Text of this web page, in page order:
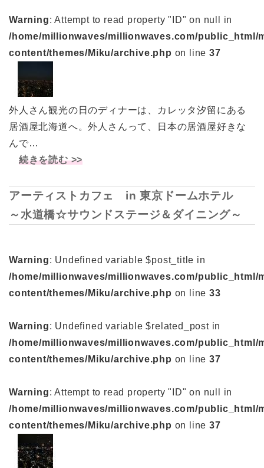
Warning: Attempt to read property "ID" on null in
/home/millionwaves/millionwaves.com/public_html/
content/themes/Miku/archive.php on line37
外人さん観光の日のディナーは、カレッタ汐留にある
居酒屋北海道へ。外人さんって、日本の居酒屋好きな
んで…
続きを読む >>
アーティストカフェ in 東京ドームホテル
～水道橋☆サウンドステージ＆ダイニング～
Warning: Undefined variable $post_title in
/home/millionwaves/millionwaves.com/public_html/
content/themes/Miku/archive.php on line33
Warning: Undefined variable $related_post in
/home/millionwaves/millionwaves.com/public_html/
content/themes/Miku/archive.php on line37
Warning: Attempt to read property "ID" on null in
/home/millionwaves/millionwaves.com/public_html/
content/themes/Miku/archive.php on line37